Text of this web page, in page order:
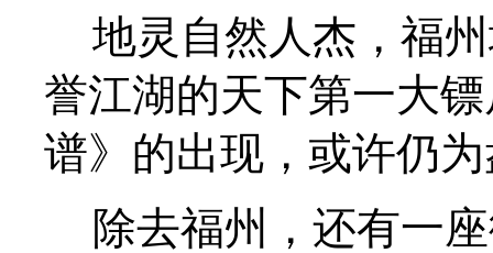
地灵自然人杰，福州
誉江湖的天下第一大
谱》的出现，或许仍
除去福州，还有一座